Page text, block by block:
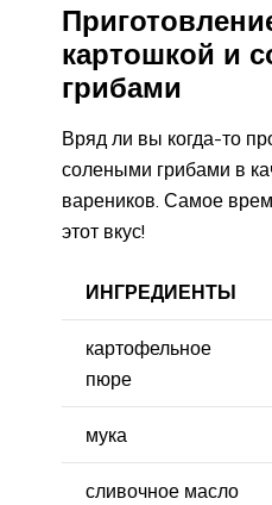
картошкой и
грибами
Вряд ли вы когда-то
солеными грибами в
вареников. Самое
этот вкус!
ИНГРЕДИЕНТЫ
картофельное
пюре
мука
сливочное масло